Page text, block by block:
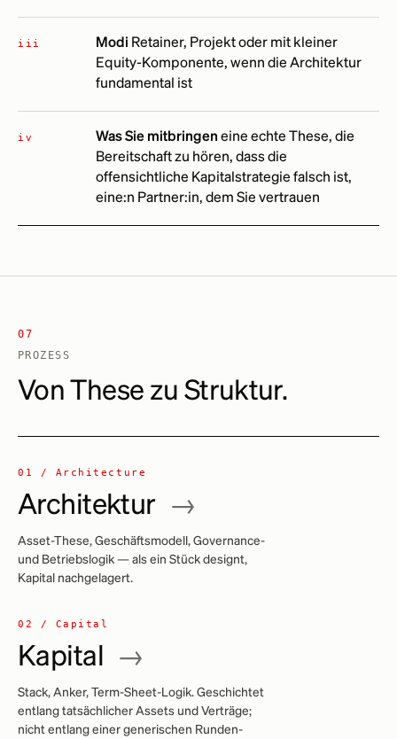
iii Modi Retainer, Projekt oder mit kleiner
Equity-Komponente, wenn die Architektur
fundamental ist
iv Was Sie mitbringen eine echte These, die
Bereitschaft zu hören, dass die
offensichtliche Kapitalstrategie falsch ist,
eine:n Partner:in, dem Sie vertrauen
07
PROZESS
Von These zu Struktur.
01 / Architecture
Architektur →
Asset-These, Geschäftsmodell, Governance-
und Betriebslogik — als ein Stück designt,
Kapital nachgelagert.
02 / Capital
Kapital →
Stack, Anker, Term-Sheet-Logik. Geschichtet
entlang tatsächlicher Assets und Verträge;
nicht entlang einer generischen Runden-